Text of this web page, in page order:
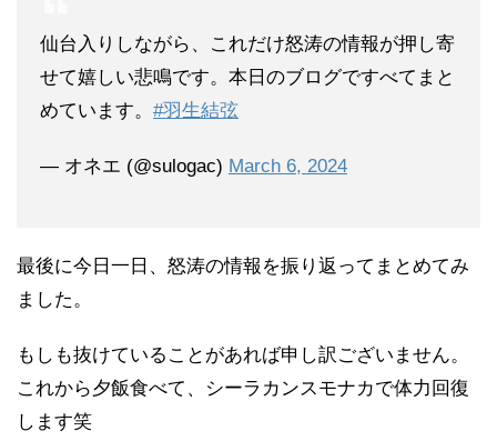
仙台入りしながら、これだけ怒涛の情報が押し寄
せて嬉しい悲鳴です。本日のブログですべてまと
めています。 #羽生結弦
— オネエ (@sulogac) March 6, 2024
最後に今日一日、怒涛の情報を振り返ってまとめてみ
ました。
もしも抜けていることがあれば申し訳ございません。
これから夕飯食べて、シーラカンスモナカで体力回復
します笑